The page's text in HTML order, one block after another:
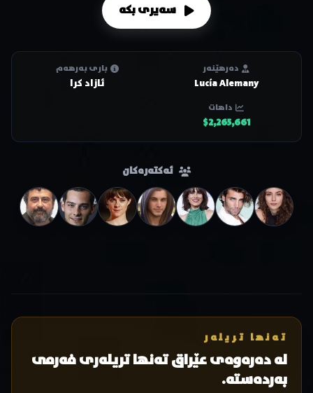
سەیری بکە
دەرهێنەر
Lucía Alemany
باری بەرهەم
ئازاد کرا
داهات
$2,265,661
ئەکتەرەکان
تەنها تریلەر
لە دەرەوەی عێراق تەنها تریلەری فەرمی
بەردەستە.